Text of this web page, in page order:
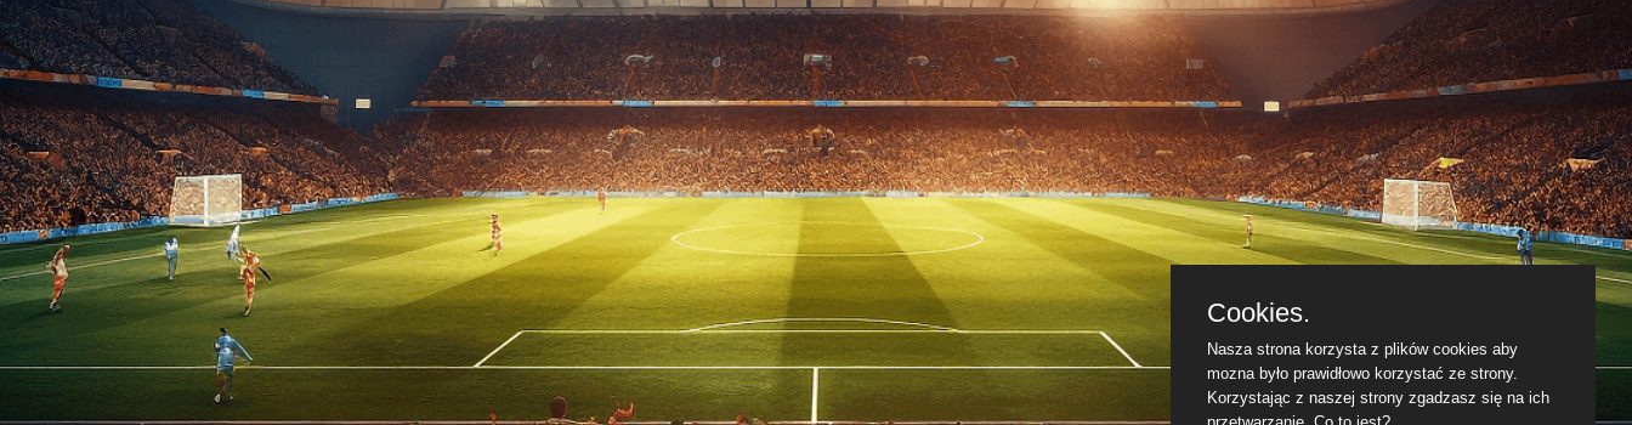
Cookies.
Nasza strona korzysta z plików cookies aby
mozna było prawidłowo korzystać ze strony.
Korzystając z naszej strony zgadzasz się na ich